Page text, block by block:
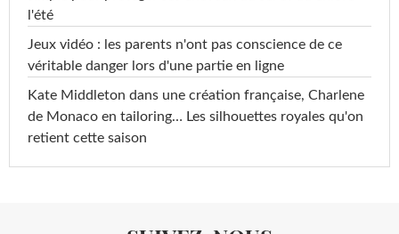
l'été
Jeux vidéo : les parents n'ont pas conscience de ce
véritable danger lors d'une partie en ligne
Kate Middleton dans une création française, Charlene
de Monaco en tailoring… Les silhouettes royales qu'on
retient cette saison